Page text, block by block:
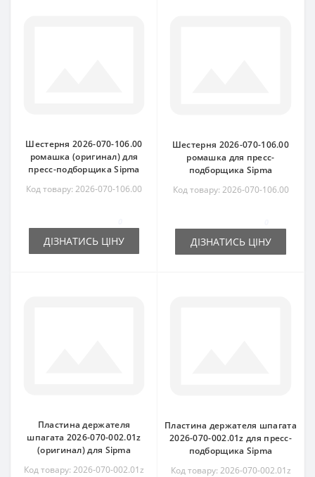
Шестерня 2026-070-106.00
ромашка (оригинал) для
пресс-подборщика Sipma
Код товару: 2026-070-106.00
ДІЗНАТИСЬ ЦІНУ
Шестерня 2026-070-106.00
ромашка для пресс-
подборщика Sipma
Код товару: 2026-070-106.00
ДІЗНАТИСЬ ЦІНУ
Пластина держателя
шпагата 2026-070-002.01z
(оригинал) для Sipma
Код товару: 2026-070-002.01z
Пластина держателя шпагата
2026-070-002.01z для пресс-
подборщика Sipma
Код товару: 2026-070-002.01z